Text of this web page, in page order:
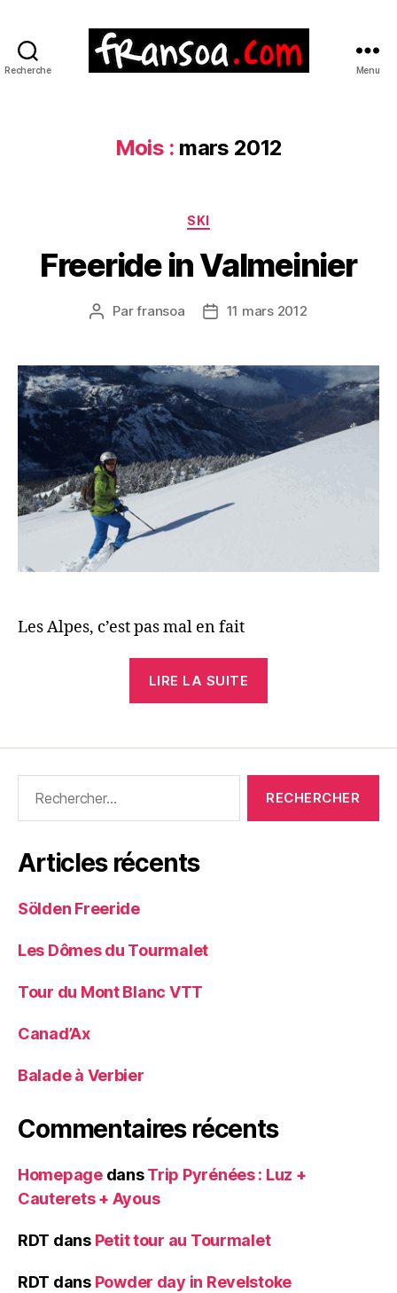
Recherche Menu
Mois : mars 2012
Catégories
SKI
Freeride in Valmeinier
Auteur
Parfransoa
Date11 mars 2012
Les Alpes, c’est pas mal en fait
LIRE LA SUITE
Articles récents
Sölden Freeride
Les Dômes du Tourmalet
Tour du Mont Blanc VTT
Canad’Ax
Balade à Verbier
Commentaires récents
HomepagedansTrip Pyrénées : Luz +
Cauterets + Ayous
RDT dans Petit tour au Tourmalet
RDT dans Powder day in Revelstoke